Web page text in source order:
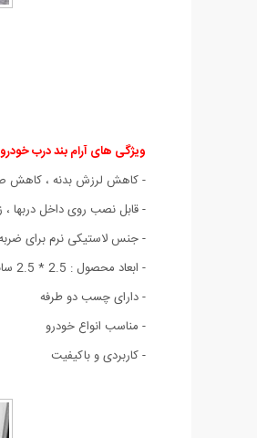
ویژگی های آرام بند درب خودرو
- کاهش لرزش بدنه ، کاهش
- قابل نصب روی داخل دربها
- جنس لاستیکی نرم برای
- ابعاد محصول : 2.5 * 2.5 سانتی متر
- دارای چسب دو طرفه
- مناسب انواع خودرو
- کاربردی و باکیفیت